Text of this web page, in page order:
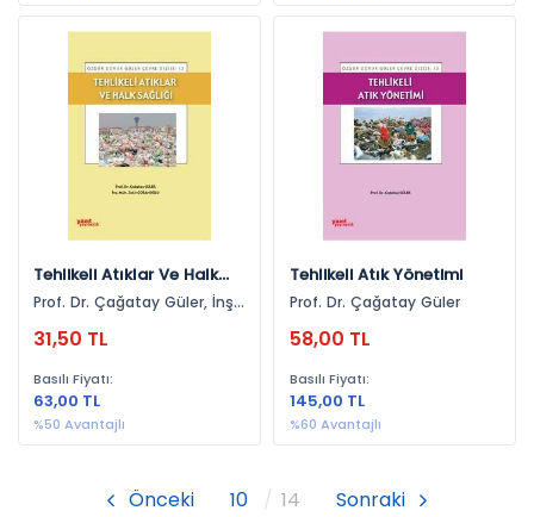
İnşaat Hukuku (58)
Felsefe (57)
Siyaset (56)
Arkeoloji, Tarih (54)
Miras Hukuku (53)
Akademik Kitaplar (52)
Sigorta Hukuku (51)
Tüketici Hukuku (49)
Coğrafya (49)
2014 (341)
2013 (307)
2011 (276)
2012 (244)
2010 (135)
2009 (101)
2008 (62)
2007 (21)
2005 (19)
2006 (19)
2004 (10)
2003 (7)
Tehlikeli Atıklar Ve Halk
Sağlığı
Prof. Dr. Çağatay Güler, İnş.
31,50 TL
Basılı Fiyatı:
63,00 TL
%50 Avantajlı
Tehlikeli Atık Yönetimi
Prof. Dr. Çağatay Güler
58,00 TL
Basılı Fiyatı:
145,00 TL
%60 Avantajlı
Önceki 10 14 Sonraki